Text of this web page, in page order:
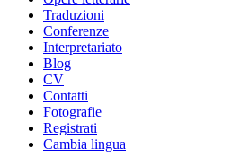
Traduzioni
Conferenze
Interpretariato
Blog
CV
Contatti
Fotografie
Registrati
Cambia lingua